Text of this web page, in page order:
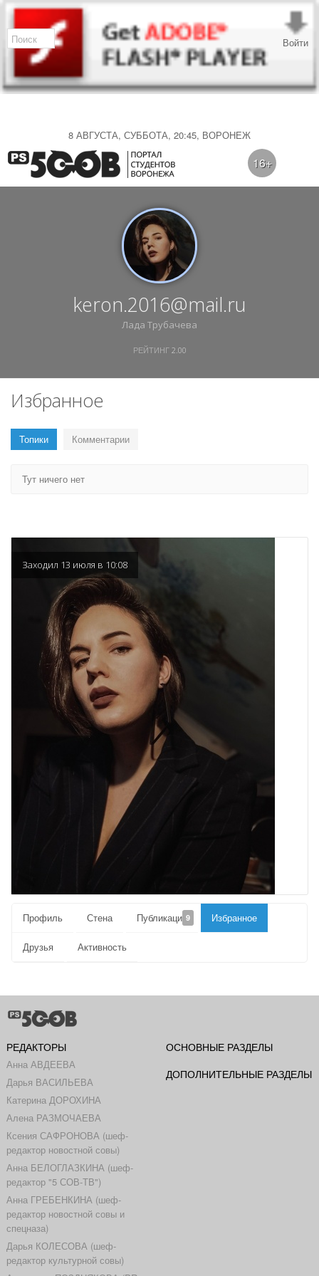
8 АВГУСТА, СУББОТА, 20:45, ВОРОНЕЖ
Войти
16+
keron.2016@mail.ru
Лада Трубачева
РЕЙТИНГ 2.00
Избранное
Топики Комментарии
Тут ничего нет
Заходил 13 июля в 10:08
Профиль Стена Публикации9 Избранное
Друзья Активность
РЕДАКТОРЫ
Анна АВДЕЕВА
Дарья ВАСИЛЬЕВА
Катерина ДОРОХИНА
Алена РАЗМОЧАЕВА
Ксения САФРОНОВА (шеф-
редактор новостной совы)
Анна БЕЛОГЛАЗКИНА (шеф-
редактор "5 СОВ-ТВ")
Анна ГРЕБЕНКИНА (шеф-
редактор новостной совы и
спецназа)
Дарья КОЛЕСОВА (шеф-
редактор культурной совы)
ОСНОВНЫЕ РАЗДЕЛЫ
ДОПОЛНИТЕЛЬНЫЕ РАЗДЕЛЫ